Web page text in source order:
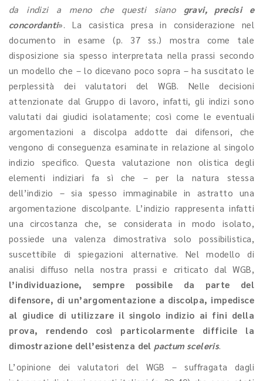
da indizi a meno che questi siano gravi, precisi e
concordanti». La casistica presa in considerazione nel
documento in esame (p. 37 ss.) mostra come tale
disposizione sia spesso interpretata nella prassi secondo
un modello che – lo dicevano poco sopra – ha suscitato le
perplessità dei valutatori del WGB. Nelle decisioni
attenzionate dal Gruppo di lavoro, infatti, gli indizi sono
valutati dai giudici isolatamente; così come le eventuali
argomentazioni a discolpa addotte dai difensori, che
vengono di conseguenza esaminate in relazione al singolo
indizio specifico. Questa valutazione non olistica degli
elementi indiziari fa sì che – per la natura stessa
dell’indizio – sia spesso immaginabile in astratto una
argomentazione discolpante. L’indizio rappresenta infatti
una circostanza che, se considerata in modo isolato,
possiede una valenza dimostrativa solo possibilistica,
suscettibile di spiegazioni alternative. Nel modello di
analisi diffuso nella nostra prassi e criticato dal WGB,
l’individuazione, sempre possibile da parte del
difensore, di un’argomentazione a discolpa, impedisce
al giudice di utilizzare il singolo indizio ai fini della
prova, rendendo così particolarmente difficile la
dimostrazione dell’esistenza del pactum sceleris.
L’opinione dei valutatori del WGB – suffragata dagli